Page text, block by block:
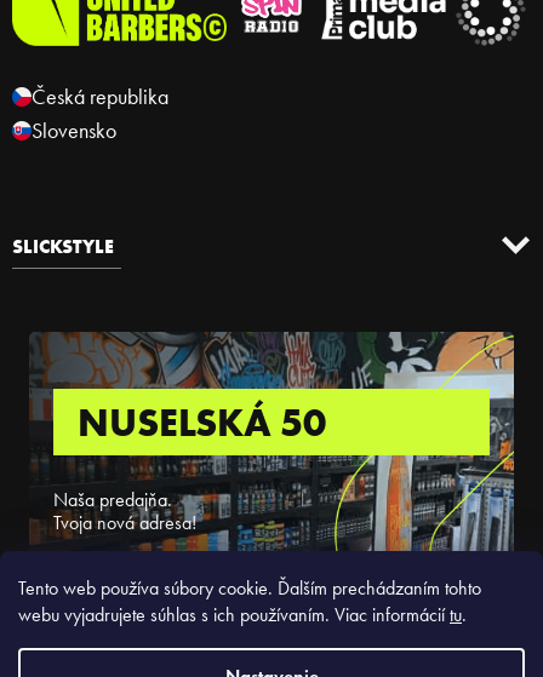
Tento web používa súbory cookie. Ďalším prechádzaním tohto
webu vyjadrujete súhlas s ich používaním. Viac informáciítu.
Česká republika
Slovensko
SLICKSTYLE
NUSELSKÁ 50
Naša predajňa.
Tvoja nová adresa!